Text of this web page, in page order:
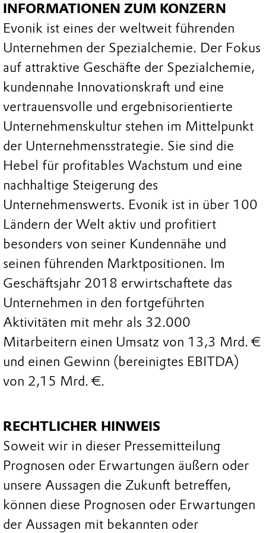
INFORMATIONEN ZUM KONZERN
Evonik ist eines der weltweit führenden
Unternehmen der Spezialchemie. Der Fokus
auf attraktive Geschäfte der Spezialchemie,
kundennahe Innovationskraft und eine
vertrauensvolle und ergebnisorientierte
Unternehmenskultur stehen im Mittelpunkt
der Unternehmensstrategie. Sie sind die
Hebel für profitables Wachstum und eine
nachhaltige Steigerung des
Unternehmenswerts. Evonik ist in über 100
Ländern der Welt aktiv und profitiert
besonders von seiner Kundennähe und
seinen führenden Marktpositionen. Im
Geschäftsjahr 2018 erwirtschaftete das
Unternehmen in den fortgeführten
Aktivitäten mit mehr als 32.000
Mitarbeitern einen Umsatz von 13,3 Mrd. €
und einen Gewinn (bereinigtes EBITDA)
von 2,15 Mrd. €.
RECHTLICHER HINWEIS
Soweit wir in dieser Pressemitteilung
Prognosen oder Erwartungen äußern oder
unsere Aussagen die Zukunft betreffen,
können diese Prognosen oder Erwartungen
der Aussagen mit bekannten oder